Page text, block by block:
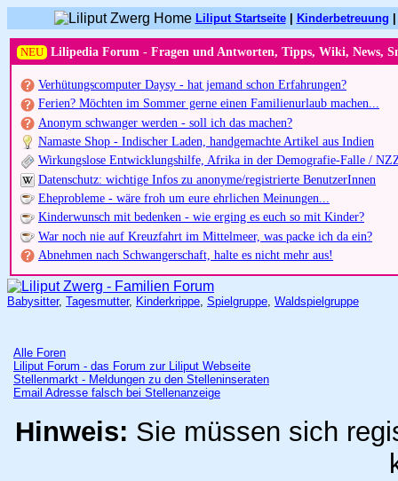
Liliput Startseite| Kinderbetreuung
NEU Lilipedia Forum - Fragen und Antworten, Tipps, Wiki, News,
Verhütungscomputer Daysy - hat jemand schon Erfahrungen?
Ferien? Möchten im Sommer gerne einen Familienurlaub machen...
Anonym schwanger werden - soll ich das machen?
Namaste Shop - Indischer Laden, handgemachte Artikel aus Indien
Wirkungslose Entwicklungshilfe, Afrika in der Demografie-Falle /
Datenschutz: wichtige Infos zu anonyme/registrierte BenutzerInnen
Eheprobleme - wäre froh um eure ehrlichen Meinungen...
Kinderwunsch mit bedenken - wie erging es euch so mit Kinder?
War noch nie auf Kreuzfahrt im Mittelmeer, was packe ich da ein?
Abnehmen nach Schwangerschaft, halte es nicht mehr aus!
Babysitter, Tagesmutter, Kinderkrippe, Spielgruppe, Waldspielgruppe
Alle Foren
Liliput Forum - das Forum zur Liliput Webseite
Stellenmarkt - Meldungen zu den Stelleninseraten
Email Adresse falsch bei Stellenanzeige
Hinweis: Sie müssen sich